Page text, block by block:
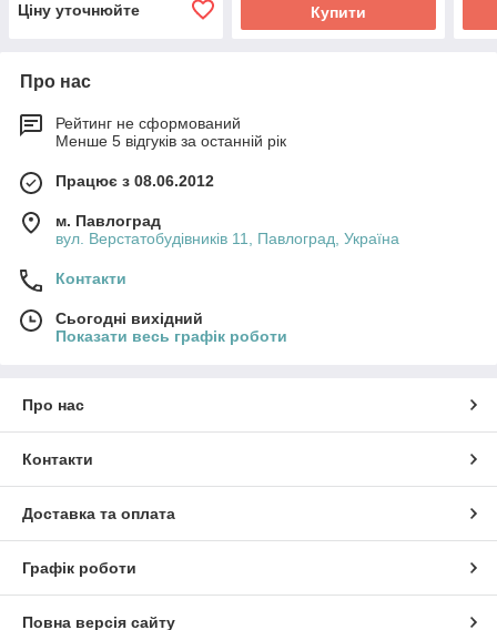
Ціну уточнюйте Купити
Про нас
Рейтинг не сформований
Менше 5 відгуків за останній рік
Працює з 08.06.2012
м. Павлоград
вул. Верстатобудівників 11, Павлоград, Україна
Контакти
Сьогодні вихідний
Показати весь графік роботи
Про нас
Контакти
Доставка та оплата
Графік роботи
Повна версія сайту